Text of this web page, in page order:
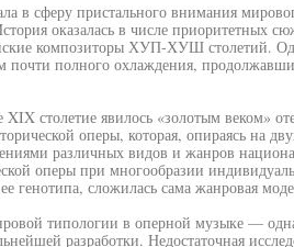
в сферу пристального внимания
оказалась в числе приоритетных
композиторы ХУП-ХУШ столетий.
почти полного охлаждения,
столетие явилось «золотым веком»
оперы, которая, опираясь на
различных видов и жанров
оперы при многообразии
генотипа, сложилась сама жанровая
типологии в оперной музыке —
разработки. Недостаточная